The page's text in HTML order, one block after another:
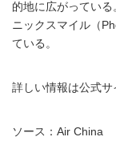
的地に広がってい
ニックスマイル（
ている。
詳しい情報は公式サ
ソース：Air China